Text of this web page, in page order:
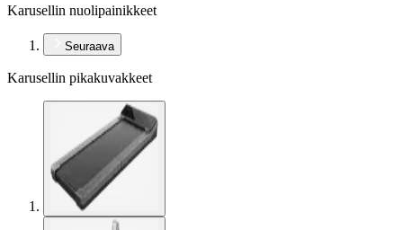
Karusellin nuolipainikkeet
Seuraava
Karusellin pikakuvakkeet